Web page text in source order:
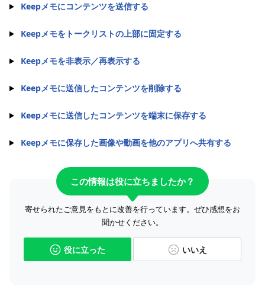
Keepメモにコンテンツを送信する
Keepメモをトークリストの上部に固定する
Keepメモを非表示／再表示する
Keepメモに送信したコンテンツを削除する
Keepメモに送信したコンテンツを端末に保存する
Keepメモに保存した画像や動画を他のアプリへ共有する
この情報は役に立ちましたか？
寄せられたご意見をもとに改善を行っています。ぜひ感想をお
聞かせください。
役に立った いいえ